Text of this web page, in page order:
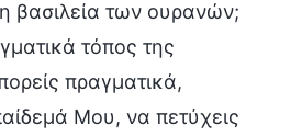
βασιλεία των ουρανών;
τόπος της
πραγματικά,
Μου, να πετύχεις